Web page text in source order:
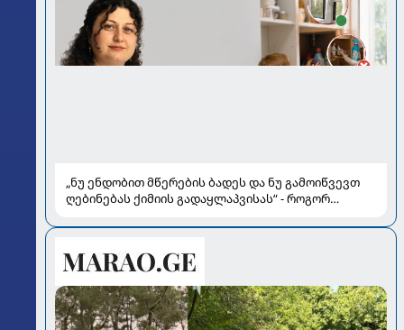
„ნუ ენდობით მწერების ბადეს და ნუ გამოიწვევთ
ღებინებას ქიმიის გადაყლაპვისას“ - როგორ
სალომე ახვლედიანის რჩევები